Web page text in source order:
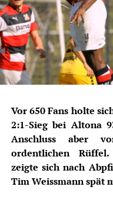
Vor 650 Fans holte
2:1-Sieg bei Altona
Anschluss aber
ordentlichen
zeigte sich nach
Tim Weissmann spät